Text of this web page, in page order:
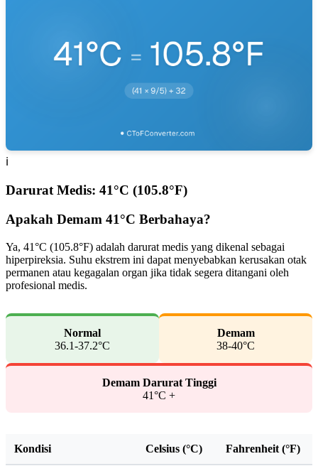
ℹ️
Darurat Medis: 41°C (105.8°F)
Apakah Demam 41°C Berbahaya?
Ya, 41°C (105.8°F) adalah darurat medis yang dikenal sebagai
hiperpireksia. Suhu ekstrem ini dapat menyebabkan kerusakan otak
permanen atau kegagalan organ jika tidak segera ditangani oleh
profesional medis.
Normal
36.1-37.2°C
Demam
38-40°C
Demam Darurat Tinggi
41°C +
Kondisi Celsius (°C) Fahrenheit (°F)